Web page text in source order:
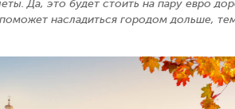
Да, это будет стоить на пару евро
насладиться городом дольше,